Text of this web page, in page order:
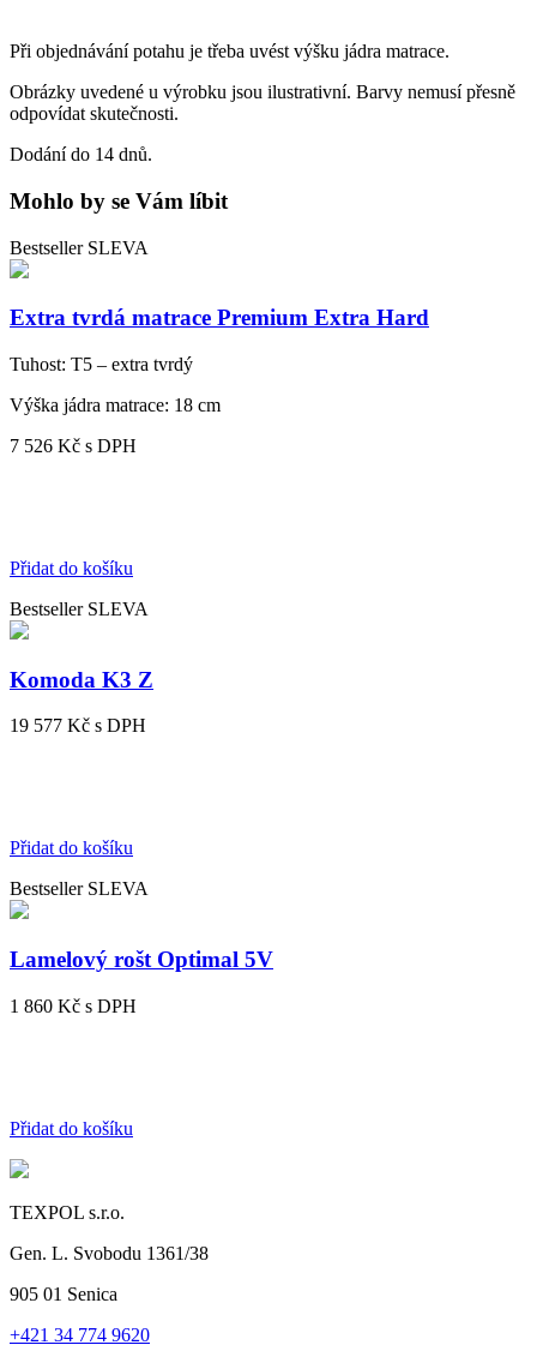
Při objednávání potahu je třeba uvést výšku jádra matrace.
Obrázky uvedené u výrobku jsou ilustrativní. Barvy nemusí přesně
odpovídat skutečnosti.
Dodání do 14 dnů.
Mohlo by se Vám líbit
Bestseller SLEVA
Extra tvrdá matrace Premium Extra Hard
Tuhost: T5 – extra tvrdý
Výška jádra matrace: 18 cm
7 526 Kč s DPH
Přidat do košíku
Bestseller SLEVA
Komoda K3 Z
19 577 Kč s DPH
Přidat do košíku
Bestseller SLEVA
Lamelový rošt Optimal 5V
1 860 Kč s DPH
Přidat do košíku
TEXPOL s.r.o.
Gen. L. Svobodu 1361/38
905 01 Senica
+421 34 774 9620